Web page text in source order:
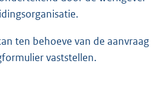
ten behoeve van de aanvraag
vaststellen.